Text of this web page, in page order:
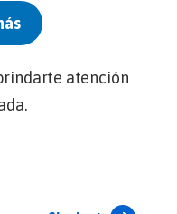
atención